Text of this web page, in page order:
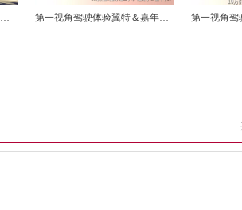
第一视角驾驶体验翼特＆嘉年华
第一视角驾